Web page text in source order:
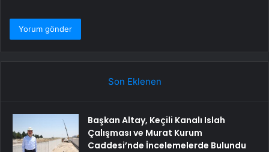
Son Eklenen
Başkan Altay, Keçili Kanalı Islah
Çalışması ve Murat Kurum
Caddesi’nde İncelemelerde Bulundu